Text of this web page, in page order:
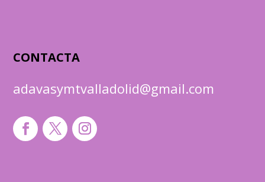
CONTACTA
adavasymtvalladolid@gmail.com